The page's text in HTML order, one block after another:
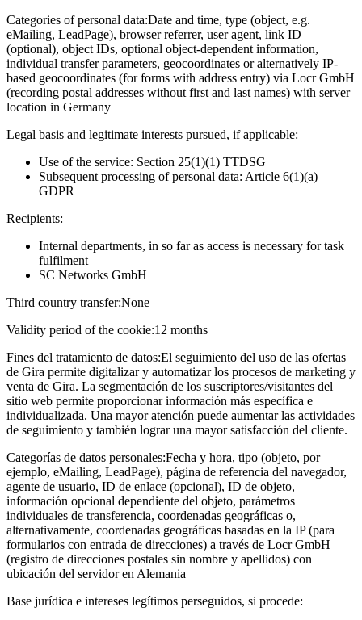
Categories of personal data:Date and time, type (object, e.g.
eMailing, LeadPage), browser referrer, user agent, link ID
(optional), object IDs, optional object-dependent information,
individual transfer parameters, geocoordinates or alternatively IP-
based geocoordinates (for forms with address entry) via Locr GmbH
(recording postal addresses without first and last names) with server
location in Germany
Legal basis and legitimate interests pursued, if applicable:
Use of the service: Section 25(1)(1) TTDSG
Subsequent processing of personal data: Article 6(1)(a)
GDPR
Recipients:
Internal departments, in so far as access is necessary for task
fulfilment
SC Networks GmbH
Third country transfer:None
Validity period of the cookie:12 months
Fines del tratamiento de datos:El seguimiento del uso de las ofertas
de Gira permite digitalizar y automatizar los procesos de marketing y
venta de Gira. La segmentación de los suscriptores/visitantes del
sitio web permite proporcionar información más específica e
individualizada. Una mayor atención puede aumentar las actividades
de seguimiento y también lograr una mayor satisfacción del cliente.
Categorías de datos personales:Fecha y hora, tipo (objeto, por
ejemplo, eMailing, LeadPage), página de referencia del navegador,
agente de usuario, ID de enlace (opcional), ID de objeto,
información opcional dependiente del objeto, parámetros
individuales de transferencia, coordenadas geográficas o,
alternativamente, coordenadas geográficas basadas en la IP (para
formularios con entrada de direcciones) a través de Locr GmbH
(registro de direcciones postales sin nombre y apellidos) con
ubicación del servidor en Alemania
Base jurídica e intereses legítimos perseguidos, si procede: